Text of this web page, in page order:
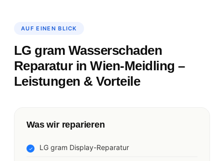
AUF EINEN BLICK
LG gram Wasserschaden
Reparatur in Wien-Meidling –
Leistungen & Vorteile
Was wir reparieren
LG gram Display-Reparatur